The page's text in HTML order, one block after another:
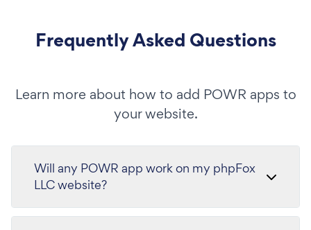
Frequently Asked Questions
Learn more about how to add POWR apps to
your website.
Will any POWR app work on my phpFox
LLC website?